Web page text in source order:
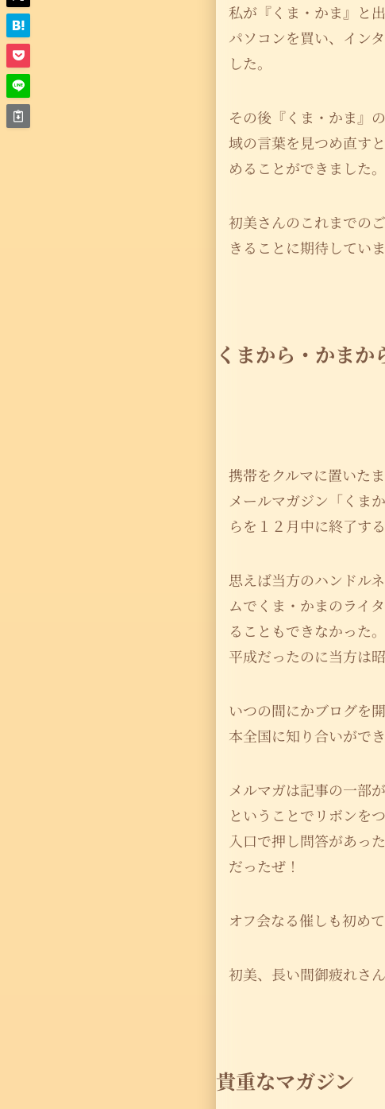
私が『くま・かま』と
パソコンを買い、イン
した。
その後『くま・かま』
域の言葉を見つめ直す
めることができました
初美さんのこれまでの
きることに期待していま
くまから・かまか
携帯をクルマに置いた
メールマガジン「くま
らを１２月中に終了す
思えば当方のハンドル
ムでくま・かまのライ
ることもできなかった
平成だったのに当方は
いつの間にかブログを
本全国に知り合いがで
メルマガは記事の一部
ということでリボンを
入口で押し問答があっ
だったぜ！
オフ会なる催しも初め
初美、長い間御疲れさ
貴重なマガジン